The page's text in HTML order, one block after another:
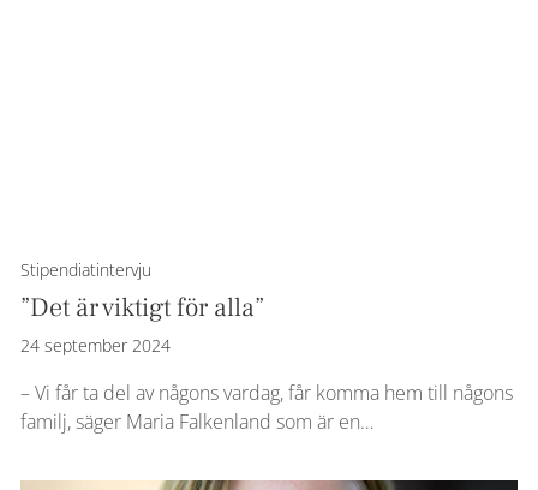
Stipendiatintervju
”Det är viktigt för alla”
24 september 2024
– Vi får ta del av någons vardag, får komma hem till någons
familj, säger Maria Falkenland som är en…